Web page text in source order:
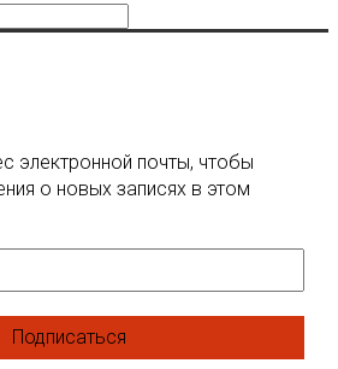
электронной почты, чтобы
о новых записях в этом